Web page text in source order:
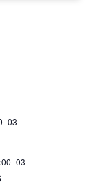
-03
-03